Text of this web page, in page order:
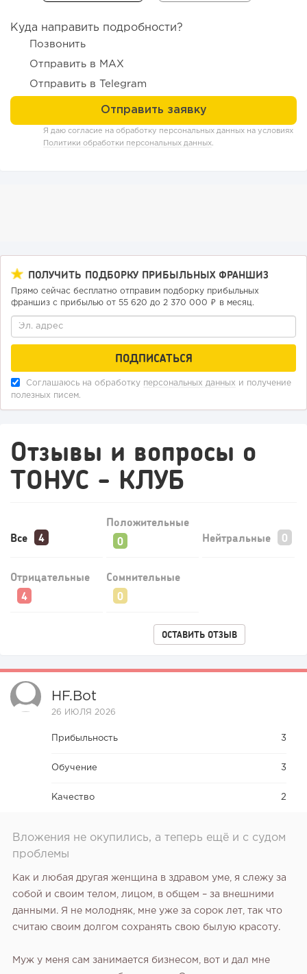
198
«Прибыль 20 млн в год, а я ездил на метро»: куда в
интернет-магазине...
152 10 2
Конференции августа 2026: лучшие мероприятия месяца
Куда направить подробности?
Позвонить
Отправить в MAX
Отправить в Telegram
Я даю согласие на обработку персональных данных на условиях
Политики обработки персональных данных
ПОЛУЧИТЬ ПОДБОРКУ ПРИБЫЛЬНЫХ ФРАНШИЗ
Прямо сейчас бесплатно отправим подборку прибыльных
франшиз с прибылью от 55 620 до 2 370 000 ₽ в месяц.
Соглашаюсь на обработку персональных данных и получение
полезных писем.
Отзывы и вопросы о
ТОНУС - КЛУБ
Все
Положительные
Нейтральные
Отрицательные Сомнительные
ОСТАВИТЬ ОТЗЫВ
HF.bot
26 ИЮЛЯ 2026
Прибыльность 3
Обучение 3
Качество 2
Вложения не окупились, а теперь ещё и с судом
проблемы
Как и любая другая женщина в здравом уме, я слежу за
собой и своим телом, лицом, в общем – за внешними
данными. Я не молодняк, мне уже за сорок лет, так что
считаю своим долгом сохранять свою былую красоту.
Муж у меня сам занимается бизнесом, вот и дал мне